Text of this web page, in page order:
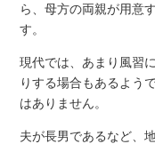
ら、母方の両親が用意
す。
現代では、あまり風習
りする場合もあるよう
はありません。
夫が長男であるなど、